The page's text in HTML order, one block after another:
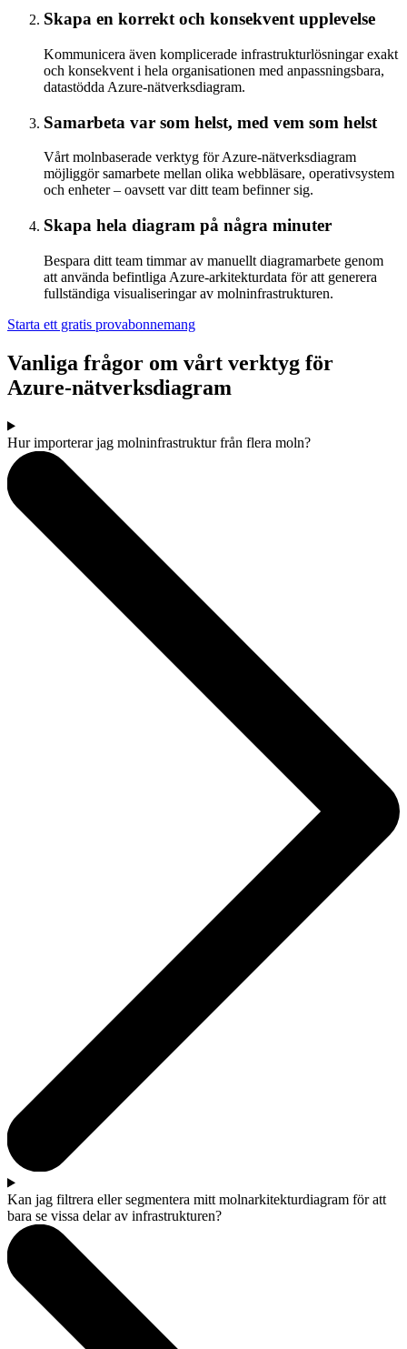
Skapa en korrekt och konsekvent upplevelse
Kommunicera även komplicerade infrastrukturlösningar exakt
och konsekvent i hela organisationen med anpassningsbara,
datastödda Azure-nätverksdiagram.
Samarbeta var som helst, med vem som helst
Vårt molnbaserade verktyg för Azure-nätverksdiagram
möjliggör samarbete mellan olika webbläsare, operativsystem
och enheter – oavsett var ditt team befinner sig.
Skapa hela diagram på några minuter
Bespara ditt team timmar av manuellt diagramarbete genom
att använda befintliga Azure-arkitekturdata för att generera
fullständiga visualiseringar av molninfrastrukturen.
Starta ett gratis provabonnemang
Vanliga frågor om vårt verktyg för
Azure-nätverksdiagram
Hur importerar jag molninfrastruktur från flera moln?
Kan jag filtrera eller segmentera mitt molnarkitekturdiagram för att
bara se vissa delar av infrastrukturen?